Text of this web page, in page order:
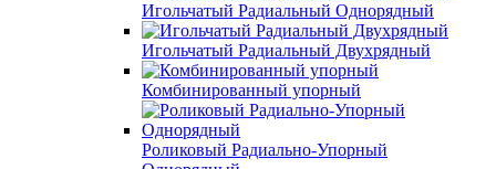
Игольчатый Радиальный Однорядный
Игольчатый Радиальный Двухрядный
Комбинированный упорный
Роликовый Радиально-Упорный